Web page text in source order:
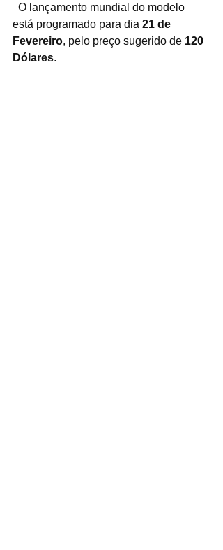
está programado para dia 21 de
Fevereiro, pelo preço sugerido de 120
Dólares.